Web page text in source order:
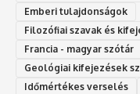
Emberi tulajdonságok
Filozófiai szavak és
Francia - magyar szótár
Geológiai kifejezések
Időmértékes verselés